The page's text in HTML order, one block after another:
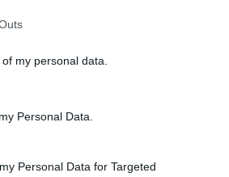
my personal data.
Personal Data.
Personal Data for Targeted